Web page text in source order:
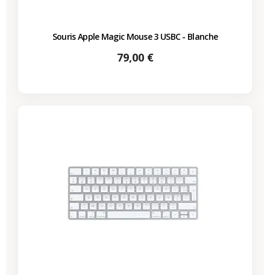
Souris Apple Magic Mouse 3 USBC - Blanche
Prix
79,00 €